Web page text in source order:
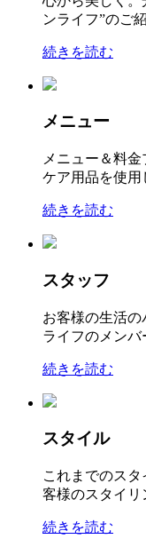
ンライフ”のご
続きを読む
メニュー
メニュー＆料
ケア用品を使用
続きを読む
スタッフ
お客様の生活
ライフのメンバ
続きを読む
スタイル
これまでのス
客様のスタイリ
続きを読む